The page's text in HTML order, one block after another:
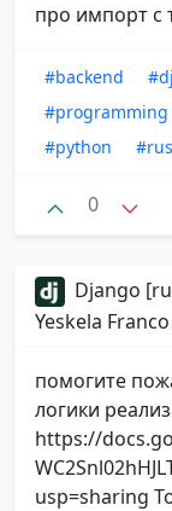
про импорт с
#backend
#programming
#python
0
Django
Yeskela Franco
помогите
логики
https://
usp=sharing